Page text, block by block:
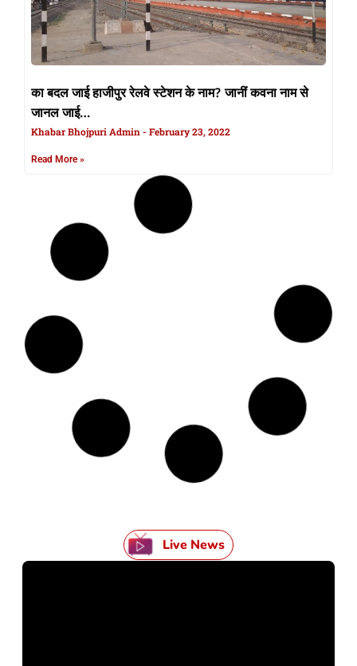
का बदल जाई हाजीपुर रेलवे स्टेशन के नाम? जानीं कवना नाम से
जानल जाई…
Khabar Bhojpuri Admin February 23, 2022
Read More »
Live News